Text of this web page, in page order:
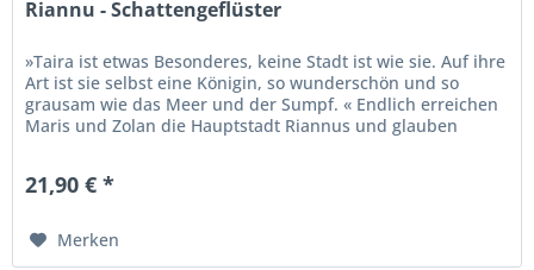
Riannu - Schattengeflüster
»Taira ist etwas Besonderes, keine Stadt ist wie sie. Auf ihre
Art ist sie selbst eine Königin, so wunderschön und so
grausam wie das Meer und der Sumpf. « Endlich erreichen
Maris und Zolan die Hauptstadt Riannus und glauben
21,90 € *
Merken